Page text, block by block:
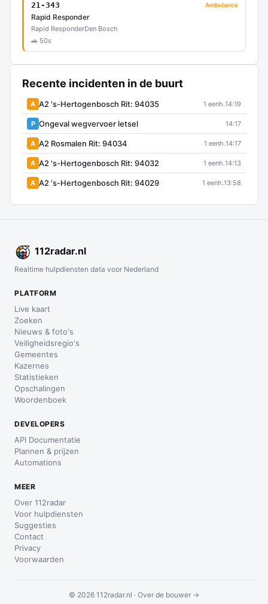
21-343 Ambulance
Rapid Responder
Rapid ResponderDen Bosch
🚗 50s
Recente incidenten in de buurt
A A2 's-Hertogenbosch Rit: 94035 1 eenh.14:19
P Ongeval wegvervoer letsel 14:17
A A2 Rosmalen Rit: 94034 1 eenh.14:17
A A2 's-Hertogenbosch Rit: 94032 1 eenh.14:13
A A2 's-Hertogenbosch Rit: 94029 1 eenh.13:58
112radar.nl
Realtime hulpdiensten data voor Nederland
PLATFORM
Live kaart
Zoeken
Nieuws & foto's
Veiligheidsregio's
Gemeentes
Kazernes
Statistieken
Opschalingen
Woordenboek
DEVELOPERS
API Documentatie
Plannen & prijzen
Automations
MEER
Over 112radar
Voor hulpdiensten
Suggesties
Contact
Privacy
Voorwaarden
© 2026 112radar.nl · Over de bouwer →